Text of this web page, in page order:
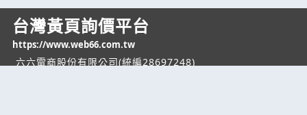
台灣黃頁詢價平台
https://www.web66.com.tw
六六電商股份有限公司(統編28697248)